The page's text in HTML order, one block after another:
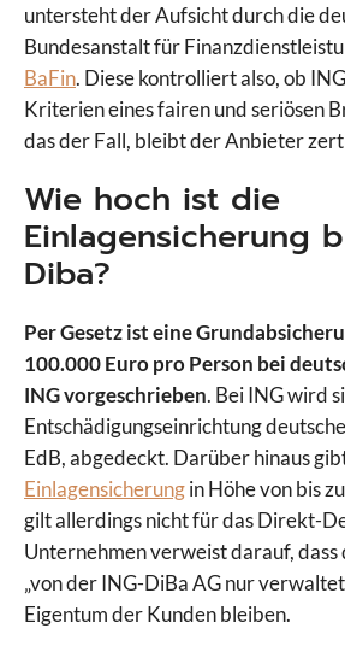
untersteht der Aufsicht durch die
Bundesanstalt für
BaFin. Diese kontrolliert also, ob
Kriterien eines fairen und seriösen
das der Fall, bleibt der Anbieter
Wie hoch ist die
Einlagensicherung
Diba?
Per Gesetz ist eine
100.000 Euro pro Person bei
ING vorgeschrieben. Bei ING wird
Entschädigungseinrichtung
EdB, abgedeckt. Darüber hinaus
Einlagensicherungin Höhe von bis
gilt allerdings nicht für das Direkt-
Unternehmen verweist darauf,
„von der ING-DiBa AG nur
Eigentum der Kunden bleiben.